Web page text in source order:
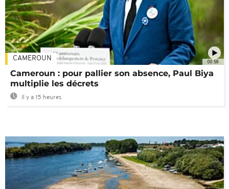
00:59
CAMEROUN
Cameroun : pour pallier son absence, Paul Biya
multiplie les décrets
Il y a 15 heures